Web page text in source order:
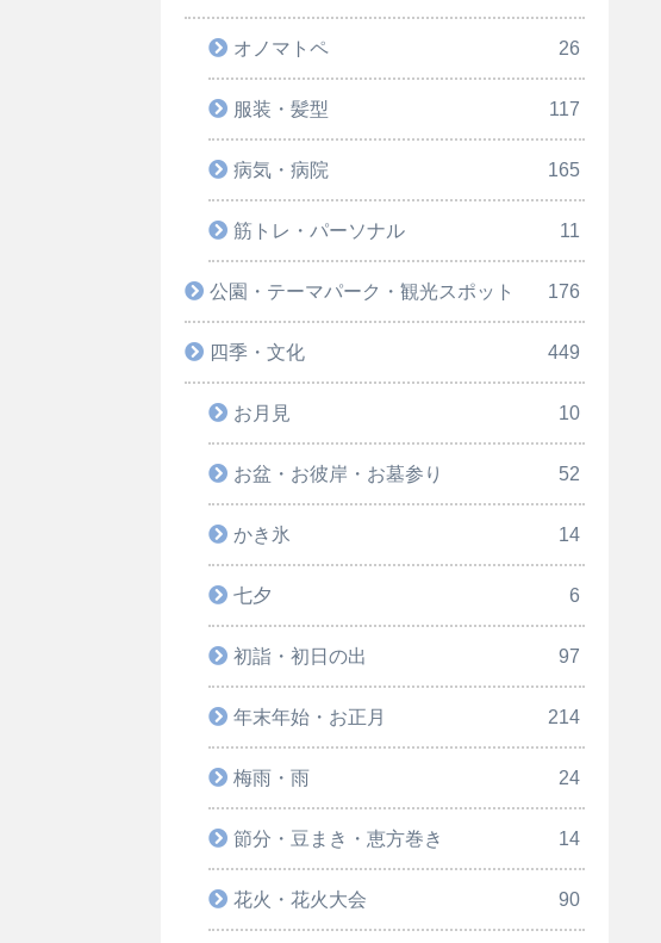
オノマトペ 26
服装・髪型 117
病気・病院 165
筋トレ・パーソナル 11
公園・テーマパーク・観光スポット 176
四季・文化 449
お月見 10
お盆・お彼岸・お墓参り 52
かき氷 14
七夕 6
初詣・初日の出 97
年末年始・お正月 214
梅雨・雨 24
節分・豆まき・恵方巻き 14
花火・花火大会 90